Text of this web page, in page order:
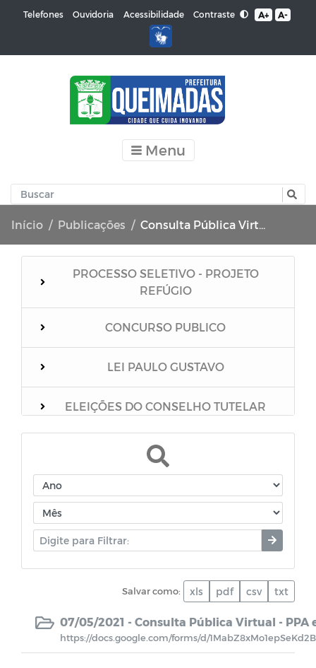
Telefones Ouvidoria Acessibilidade Contraste A+ A-
Menu
Início Publicações Consulta Pública Virtual - PPA e LOA
PROCESSO SELETIVO - PROJETO
REFÚGIO
CONCURSO PUBLICO
LEI PAULO GUSTAVO
ELEIÇÕES DO CONSELHO TUTELAR
Relação dos vacinados
Boletim Epidemiológico
Farmácia de Medicamentos Especiais
Salvar como: xls pdf csv txt
07/05/2021 - Consulta Pública Virtual - PPA
https://docs.google.com/forms/d/